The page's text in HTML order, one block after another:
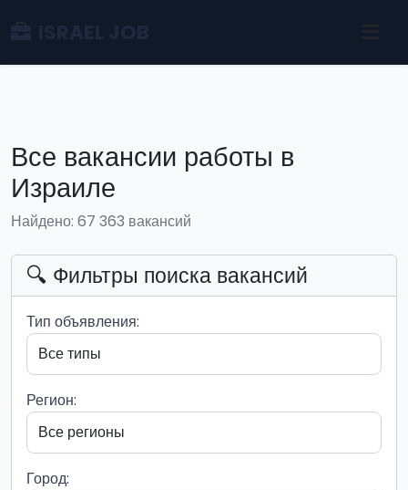
Все вакансии работы в
Израиле
Найдено: 67 363 вакансий
🔍 Фильтры поиска вакансий
Тип объявления:
Регион:
Город: